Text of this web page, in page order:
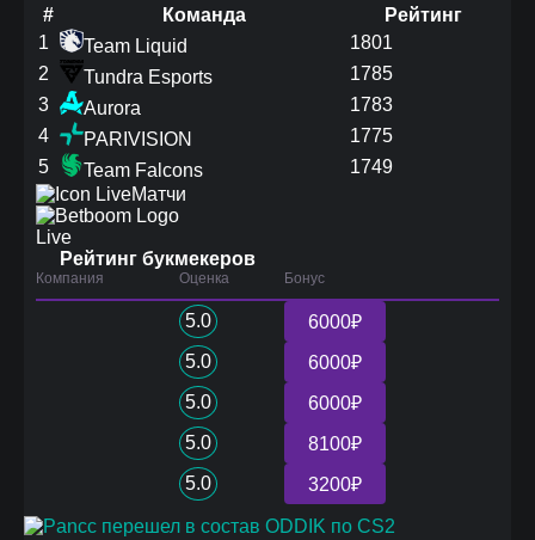
#
Команда
Рейтинг
1
Team Liquid
1801
2
Tundra Esports
1785
3
Aurora
1783
4
PARIVISION
1775
5
Team Falcons
1749
Матчи
Live
Рейтинг букмекеров
Компания Оценка Бонус
5.0
6000₽
5.0
6000₽
5.0
6000₽
5.0
8100₽
5.0
3200₽